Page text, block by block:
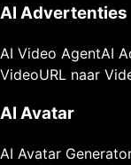
AI Advertenties
AI Video AgentAI
VideoURL naar
AI Avatar
AI Avatar